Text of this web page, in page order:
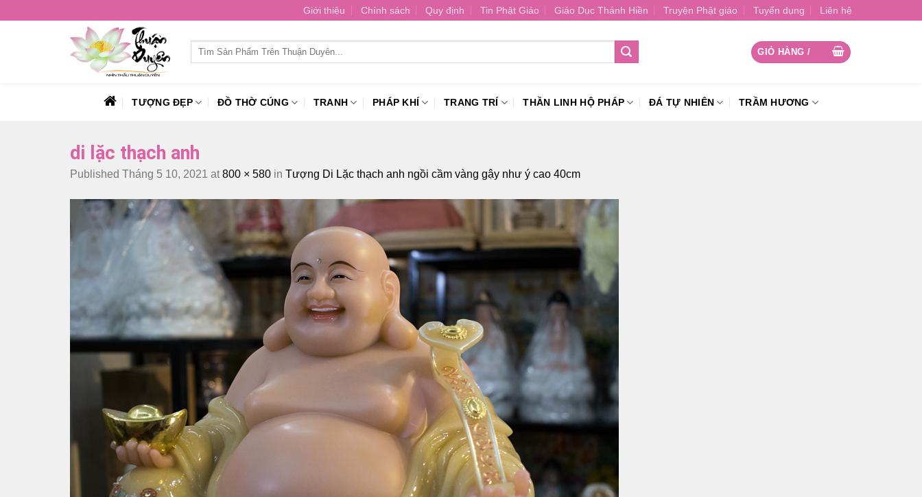
Giới thiệu Chính sách Quy định Tin Phật Giáo Giáo Dục Thánh Hiền Truyện Phật giáo Tuyển dụng Liên hệ
Tìm
GIỎ HÀNG /
TƯỢNG ĐẸP ĐỒ THỜ CÚNG TRANH PHÁP KHÍ TRANG TRÍ THẦN LINH HỘ PHÁP ĐÁ TỰ NHIÊN TRẦM HƯƠNG
di lặc thạch anh
Published Tháng 5 10, 2021 at 800 × 580 in Tượng Di Lặc thạch anh ngồi cầm vàng gậy như ý cao 40cm